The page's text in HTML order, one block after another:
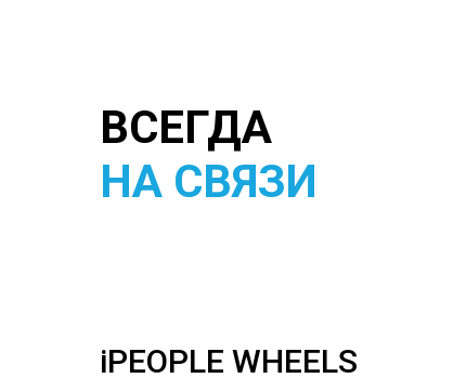
ВСЕГДА
НА СВЯЗИ
iPEOPLE WHEELS